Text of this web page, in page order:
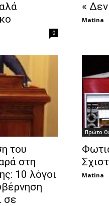
0
«
Matina -
του
στη
10 λόγοι
σε
Πρώτο
Matina -